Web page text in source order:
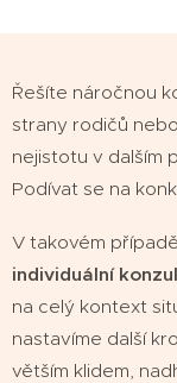
Řešíte náročnou
strany rodičů
nejistotu v dalším
Podívat se na
V takovém
individuální
na celý kontext
nastavíme další
větším klidem,